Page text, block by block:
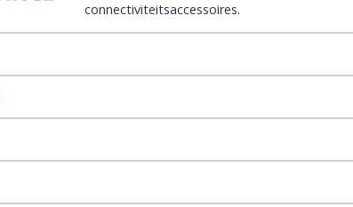
connectiviteitsaccessoires.